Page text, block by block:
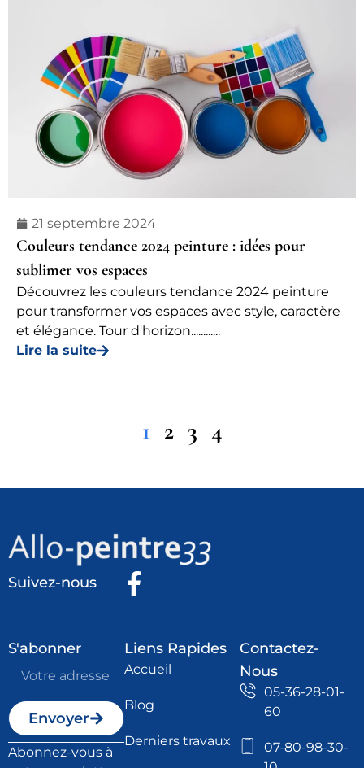
21 septembre 2024
Couleurs tendance 2024 peinture : idées pour
sublimer vos espaces
Découvrez les couleurs tendance 2024 peinture
pour transformer vos espaces avec style, caractère
et élégance. Tour d'horizon............
Lire la suite
1 2 3 4
Suivez-nous
S'abonner
Envoyer
Abonnez-vous à
Liens Rapides
Accueil
Blog
Derniers travaux
Contactez-
Nous
05-36-28-01-
60
07-80-98-30-